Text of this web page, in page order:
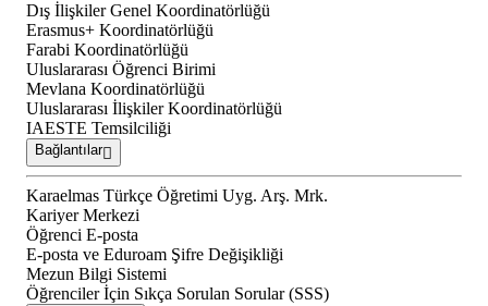
Dış İlişkiler Genel Koordinatörlüğü
Erasmus+ Koordinatörlüğü
Farabi Koordinatörlüğü
Uluslararası Öğrenci Birimi
Mevlana Koordinatörlüğü
Uluslararası İlişkiler Koordinatörlüğü
IAESTE Temsilciliği
Bağlantılar
Karaelmas Türkçe Öğretimi Uyg. Arş. Mrk.
Kariyer Merkezi
Öğrenci E-posta
E-posta ve Eduroam Şifre Değişikliği
Mezun Bilgi Sistemi
Öğrenciler İçin Sıkça Sorulan Sorular (SSS)